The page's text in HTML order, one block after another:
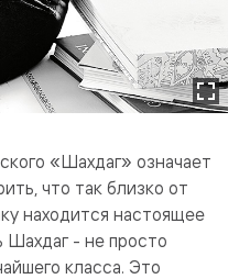
«Шахдаг» означает
что так близко от
находится настоящее
Шахдаг - не просто
класса. Это